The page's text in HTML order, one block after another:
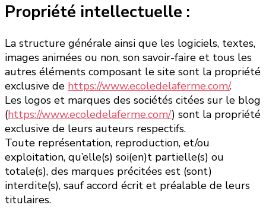
Propriété intellectuelle :
La structure générale ainsi que les logiciels, textes,
images animées ou non, son savoir-faire et tous les
autres éléments composant le site sont la propriété
exclusive de https://www.ecoledelaferme.com/.
Les logos et marques des sociétés citées sur le blog
(https://www.ecoledelaferme.com/) sont la propriété
exclusive de leurs auteurs respectifs.
Toute représentation, reproduction, et/ou
exploitation, qu’elle(s) soi(en)t partielle(s) ou
totale(s), des marques précitées est (sont)
interdite(s), sauf accord écrit et préalable de leurs
titulaires.